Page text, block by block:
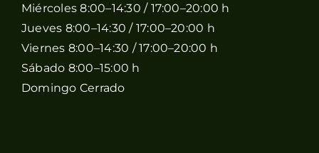
Miércoles 8:00–14:30 / 17:00–20:00 h
Jueves 8:00–14:30 / 17:00–20:00 h
Viernes 8:00–14:30 / 17:00–20:00 h
Sábado 8:00–15:00 h
Domingo Cerrado